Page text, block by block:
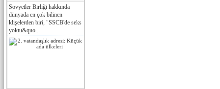
Sovyetler Birliği hakkında
dünyada en çok bilinen
klişelerden biri, "SSCB'de seks
yoktu&quo...